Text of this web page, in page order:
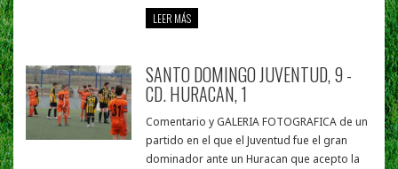
LEER MÁS
SANTO DOMINGO JUVENTUD, 9 -
CD. HURACAN, 1
Comentario y GALERIA FOTOGRAFICA de un
partido en el que el Juventud fue el gran
dominador ante un Huracan que acepto la